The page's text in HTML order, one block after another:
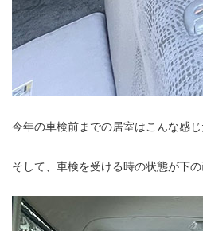
今年の車検前までの居室はこんな感じ
そして、車検を受ける時の状態が下の